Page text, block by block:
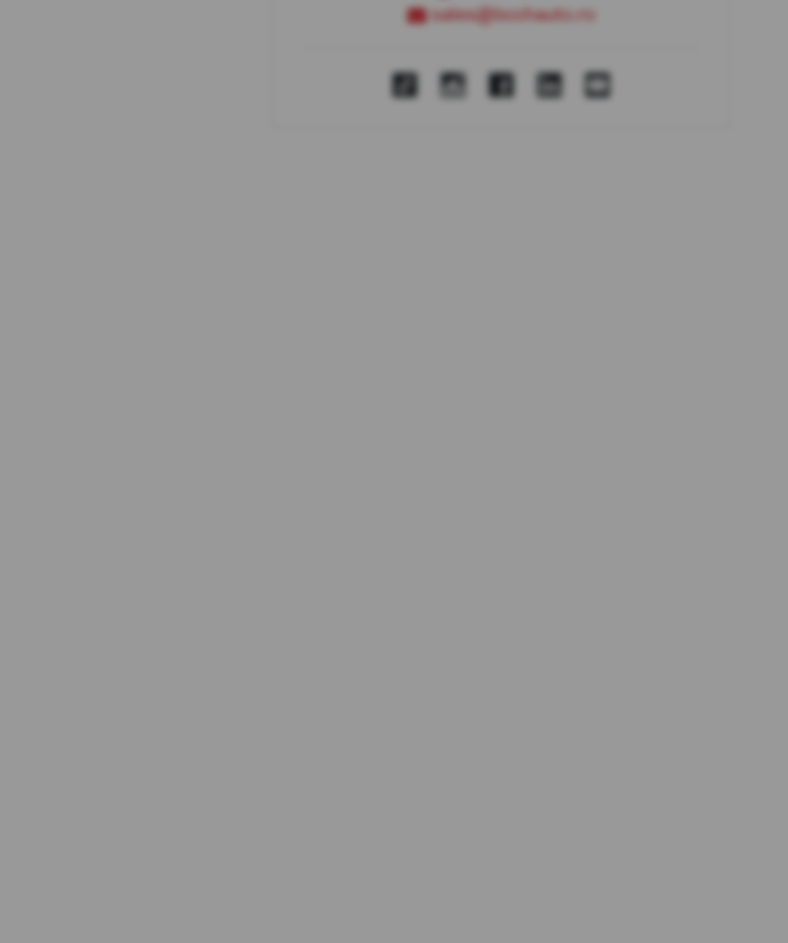
sales@bcchauto.ro